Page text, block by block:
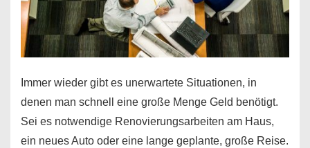
Immer wieder gibt es unerwartete Situationen, in
denen man schnell eine große Menge Geld benötigt.
Sei es notwendige Renovierungsarbeiten am Haus,
ein neues Auto oder eine lange geplante, große Reise.